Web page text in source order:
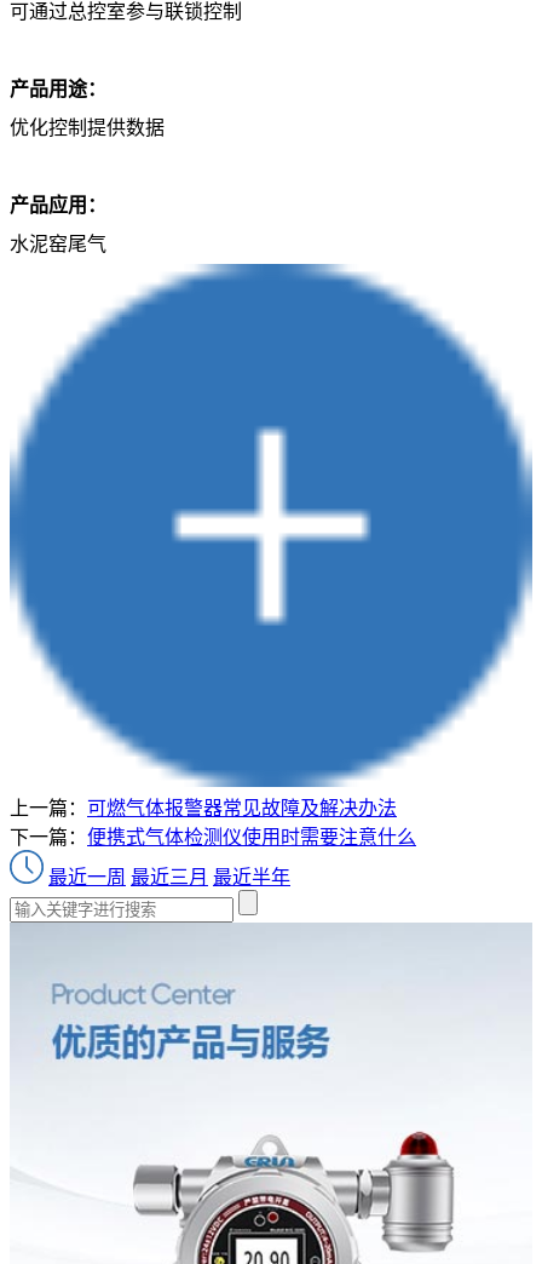
可通过总控室参与联锁控制
产品用途：
优化控制提供数据
产品应用：
水泥窑尾气
上一篇： 可燃气体报警器常见故障及解决办法
下一篇： 便携式气体检测仪使用时需要注意什么
最近一周 最近三月 最近半年